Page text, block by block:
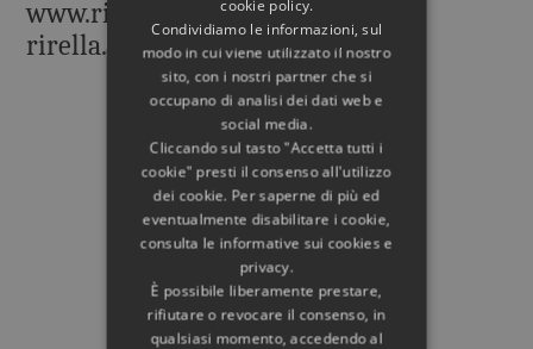
www.rirella-editrice.com
rirella.editrice@gmail.com
cookie policy.
Condividiamo le informazioni, sul
modo in cui viene utilizzato il nostro
sito, con i nostri partner che si
occupano di analisi dei dati web e
social media.
Cliccando sul tasto "Accetta tutti i
cookie" presti il consenso all'utilizzo
dei cookie. Per saperne di più ed
eventualmente disabilitare i cookie,
consulta le informative sui cookies e
privacy.
È possibile liberamente prestare,
rifiutare o revocare il consenso, in
qualsiasi momento, accedendo al